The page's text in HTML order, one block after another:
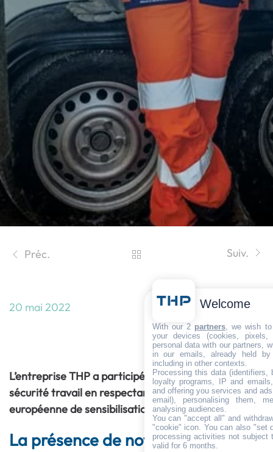
Préc. Suiv.
20 mai 2022
Santé sécurité au travail – Un challenge
L’entreprise THP a participé au challenge santé
sécurité travail en respectant la semaine
européenne de sensibilisation.
La présence de notre entreprise
Welcome
With our 2 partners , we wish
your devices (cookies,
personal data with our partners,
in our emails, already held
including in other contexts.
Processing this data (identifiers,
loyalty programs, IP and
and offering you services and
email), personalising them,
analysing audiences.
You can "accept all" and
"cookie" icon . You can also "set
processing activities not subject
valid for 6 months.